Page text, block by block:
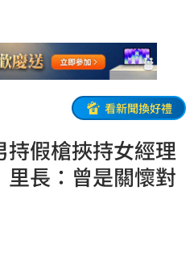
看新聞換好禮
假槍挾持女經理
長：曾是關懷對